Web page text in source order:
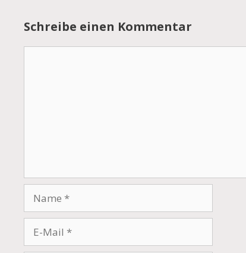
Schreibe einen Kommentar
Mail